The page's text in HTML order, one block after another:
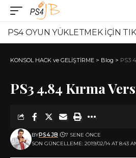
PS4 OYUN YÜKLETMEK İÇİN
KONSOL HACK ve GELİŞTİRME > Blog > PS3
PS3 4.84 Kırma
SON GÜNCELLEME: 2019/02/14 AT 8:43
BYPS4 JB 7 SENE ÖNCE